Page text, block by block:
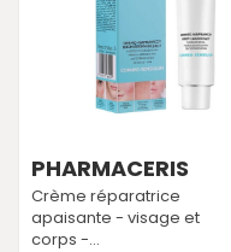
PHARMACERIS
Crème réparatrice
apaisante - visage et
corps -...